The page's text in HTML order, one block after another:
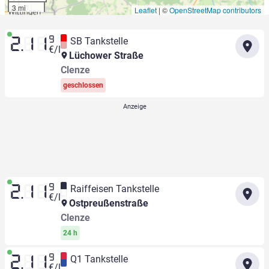
3 mi
Leaflet | ©OpenStreetMap contributors
2.11 9
€/l
SB Tankstelle
Lüchower Straße
Clenze
geschlossen
2.11 9
€/l
Raiffeisen Tankstelle
Ostpreußenstraße
Clenze
24 h
2.11 9
Q1 Tankstelle